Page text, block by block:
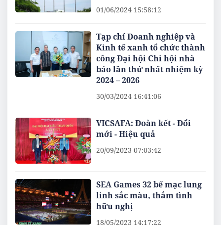
01/06/2024 15:58:12
Tạp chí Doanh nghiệp và
Kinh tế xanh tổ chức thành
công Đại hội Chi hội nhà
báo lần thứ nhất nhiệm kỳ
2024 – 2026
30/03/2024 16:41:06
VICSAFA: Đoàn kết - Đổi
mới - Hiệu quả
20/09/2023 07:03:42
SEA Games 32 bế mạc lung
linh sắc màu, thắm tình
hữu nghị
18/05/2023 14:17:22